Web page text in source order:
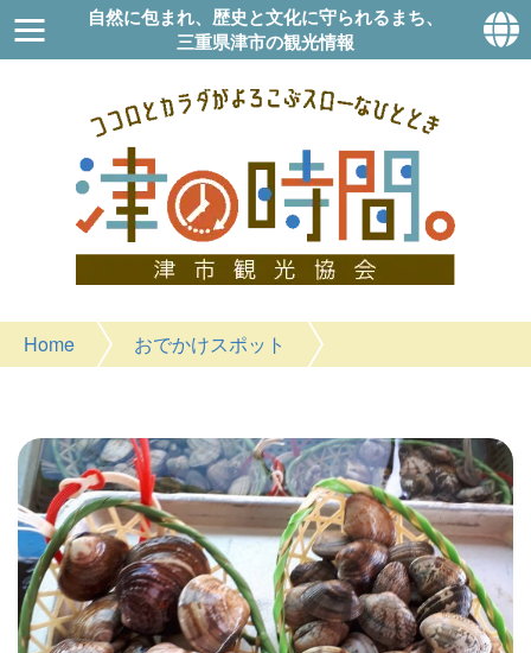
自然に包まれ、歴史と文化に守られるまち、
三重県津市の観光情報
Home おでかけスポット